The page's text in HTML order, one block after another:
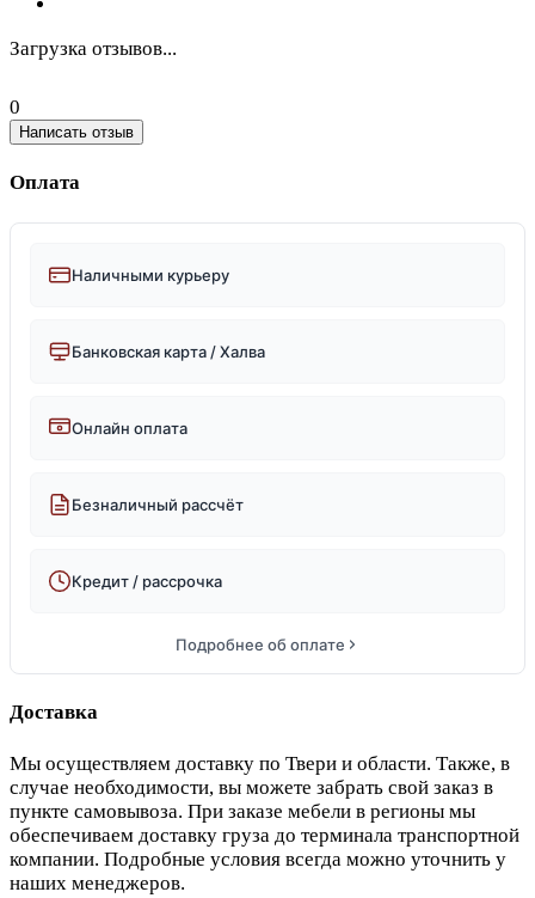
Загрузка отзывов...
0
Написать отзыв
Оплата
Наличными курьеру
Банковская карта / Халва
Онлайн оплата
Безналичный рассчёт
Кредит / рассрочка
Подробнее об оплате
Доставка
Мы осуществляем доставку по Твери и области. Также, в
случае необходимости, вы можете забрать свой заказ в
пункте самовывоза. При заказе мебели в регионы мы
обеспечиваем доставку груза до терминала транспортной
компании. Подробные условия всегда можно уточнить у
наших менеджеров.